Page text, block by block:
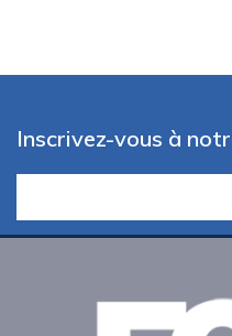
Inscrivez-vous à